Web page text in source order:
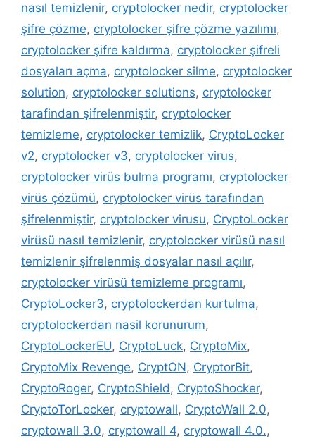
nasıl temizlenir, cryptolocker nedir, cryptolocker
şifre çözme, cryptolocker şifre çözme yazılımı,
cryptolocker şifre kaldırma, cryptolocker şifreli
dosyaları açma, cryptolocker silme, cryptolocker
solution, cryptolocker solutions, cryptolocker
tarafindan şifrelenmiştir, cryptolocker
temizleme, cryptolocker temizlik, CryptoLocker
v2, cryptolocker v3, cryptolocker virus,
cryptolocker virüs bulma programı, cryptolocker
virüs çözümü, cryptolocker virüs tarafından
şifrelenmiştir, cryptolocker virusu, CryptoLocker
virüsü nasıl temizlenir, cryptolocker virüsü nasıl
temizlenir şifrelenmiş dosyalar nasıl açılır,
cryptolocker virüsü temizleme programı,
CryptoLocker3, cryptolockerdan kurtulma,
cryptolockerdan nasil korunurum,
CryptoLockerEU, CryptoLuck, CryptoMix,
CryptoMix Revenge, CryptON, CryptorBit,
CryptoRoger, CryptoShield, CryptoShocker,
CryptoTorLocker, cryptowall, CryptoWall 2.0,
cryptowall 3.0, cryptowall 4, cryptowall 4.0.,